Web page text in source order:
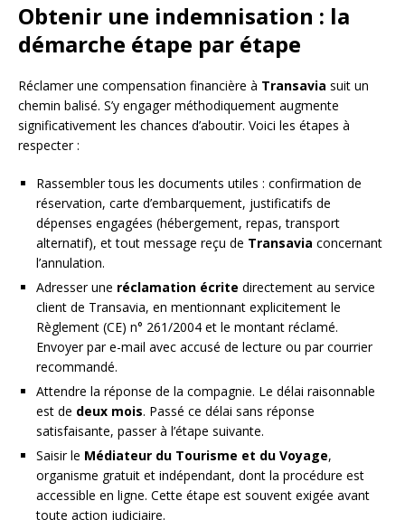
Obtenir une indemnisation : la
démarche étape par étape
Réclamer une compensation financière à Transavia suit un
chemin balisé. S’y engager méthodiquement augmente
significativement les chances d’aboutir. Voici les étapes à
respecter :
Rassembler tous les documents utiles : confirmation de
réservation, carte d’embarquement, justificatifs de
dépenses engagées (hébergement, repas, transport
alternatif), et tout message reçu de Transavia concernant
l’annulation.
Adresser une réclamation écrite directement au service
client de Transavia, en mentionnant explicitement le
Règlement (CE) n° 261/2004 et le montant réclamé.
Envoyer par e-mail avec accusé de lecture ou par courrier
recommandé.
Attendre la réponse de la compagnie. Le délai raisonnable
est de deux mois. Passé ce délai sans réponse
satisfaisante, passer à l’étape suivante.
Saisir le Médiateur du Tourisme et du Voyage,
organisme gratuit et indépendant, dont la procédure est
accessible en ligne. Cette étape est souvent exigée avant
toute action judiciaire.